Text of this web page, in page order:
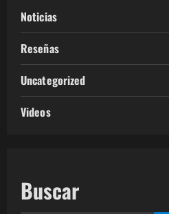
Noticias
Reseñas
Uncategorized
Videos
Buscar